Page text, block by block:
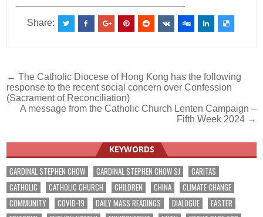
Share:
Post
navigation
← The Catholic Diocese of Hong Kong has the following
response to the recent social concern over Confession
(Sacrament of Reconciliation)
A message from the Catholic Church Lenten Campaign –
Fifth Week 2024 →
KEYWORDS
CARDINAL STEPHEN CHOW CARDINAL STEPHEN CHOW SJ
CARITAS
CATHOLIC
CATHOLIC CHURCH CHILDREN CHINA
CLIMATE CHANGE
COMMUNITY
COVID-19 DAILY MASS READINGS DIALOGUE
EASTER